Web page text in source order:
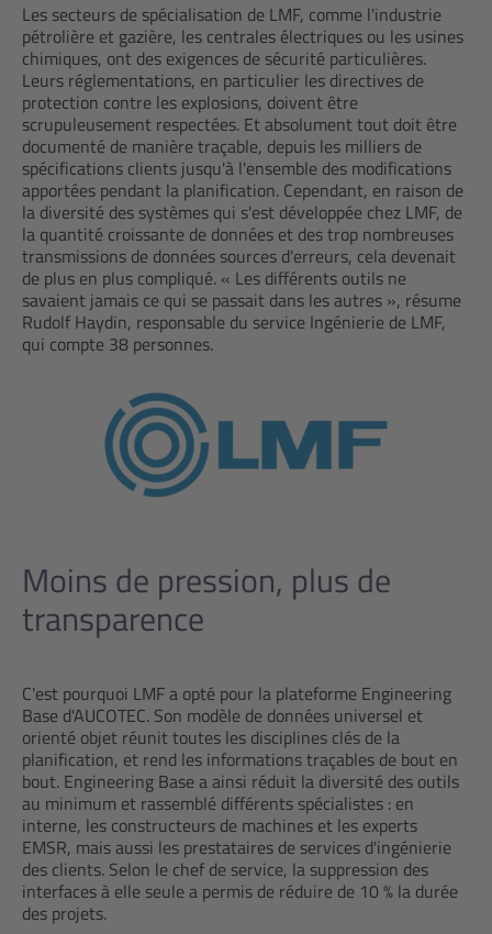
Les secteurs de spécialisation de LMF, comme l'industrie
pétrolière et gazière, les centrales électriques ou les usines
chimiques, ont des exigences de sécurité particulières.
Leurs réglementations, en particulier les directives de
protection contre les explosions, doivent être
scrupuleusement respectées. Et absolument tout doit être
documenté de manière traçable, depuis les milliers de
spécifications clients jusqu'à l'ensemble des modifications
apportées pendant la planification. Cependant, en raison de
la diversité des systèmes qui s'est développée chez LMF, de
la quantité croissante de données et des trop nombreuses
transmissions de données sources d'erreurs, cela devenait
de plus en plus compliqué. « Les différents outils ne
savaient jamais ce qui se passait dans les autres », résume
Rudolf Haydin, responsable du service Ingénierie de LMF,
qui compte 38 personnes.
Moins de pression, plus de
transparence
C'est pourquoi LMF a opté pour la plateforme Engineering
Base d'AUCOTEC. Son modèle de données universel et
orienté objet réunit toutes les disciplines clés de la
planification, et rend les informations traçables de bout en
bout. Engineering Base a ainsi réduit la diversité des outils
au minimum et rassemblé différents spécialistes : en
interne, les constructeurs de machines et les experts
EMSR, mais aussi les prestataires de services d'ingénierie
des clients. Selon le chef de service, la suppression des
interfaces à elle seule a permis de réduire de 10 % la durée
des projets.